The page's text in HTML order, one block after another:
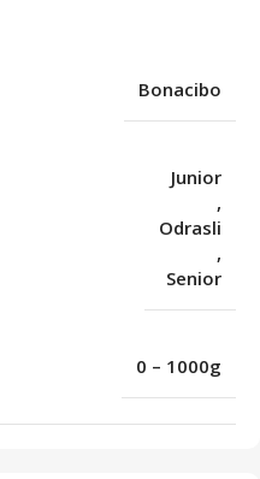
Bonacibo
Junior
,
Odrasli
,
Senior
0 – 1000g